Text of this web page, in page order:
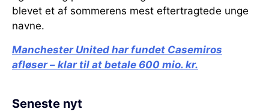
blevet et af sommerens mest eftertragtede unge
navne.
Manchester United har fundet Casemiros
afløser – klar til at betale 600 mio. kr.
Seneste nyt